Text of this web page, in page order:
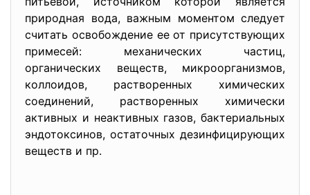
природная вода, важным моментом следует
считать освобождение ее от присутствующих
примесей: механических частиц,
органических веществ, микроорганизмов,
коллоидов, растворенных химических
соединений, растворенных химически
активных и неактивных газов, бактериальных
эндотоксинов, остаточных дезинфицирующих
веществ и пр.